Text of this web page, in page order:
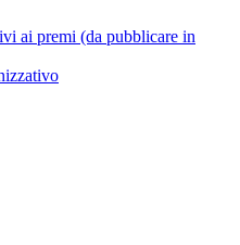
ai premi (da pubblicare in